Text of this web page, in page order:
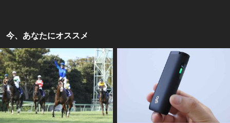
今、あなたにオススメ